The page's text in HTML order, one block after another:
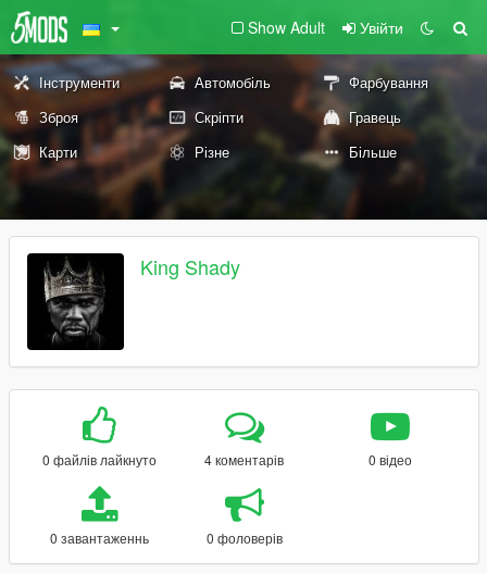
Show Adult Увійти
Інструменти Автомобіль
Фарбування
Зброя
Скріпти
Гравець
Карти
Різне Більше
King Shady
0 файлів лайкнуто 4 коментарів 0 відео
0 завантаженнь 0 фоловерів